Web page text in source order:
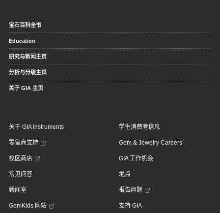
宝石百科全书
Education
研究与新闻主页
分析与分级主页
关于 GIA 主页
关于 GIA Instruments
零售商支持
校区商店
常见问答
新闻室
GemKids 网站
学生消费者信息
Gem & Jewelry Careers
GIA 工作机会
地点
报告问题
支持 GIA